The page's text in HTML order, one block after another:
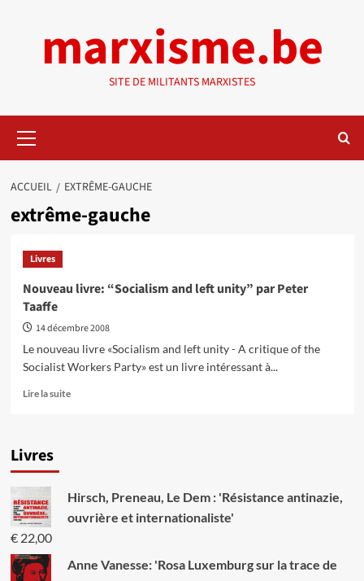
marxisme.be
SITE DE MILITANTS MARXISTES
principal
ACCUEIL EXTRÊME-GAUCHE
extrême-gauche
Livres
Nouveau livre: “Socialism and left unity” par Peter
Taaffe
14 décembre 2008
Le nouveau livre «Socialism and left unity - A critique of the
Socialist Workers Party» est un livre intéressant à...
Lire la suiteEn
and
left
Peter
Livres
Hirsch, Preneau, Le Dem : 'Résistance antinazie,
ouvrière et internationaliste'
€22,00
Anne Vanesse: 'Rosa Luxemburg sur la trace de